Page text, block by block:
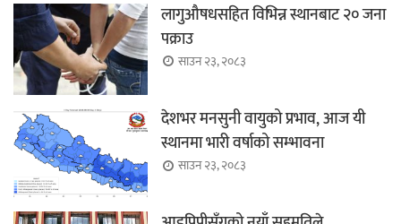
लागुऔषधसहित विभिन्न स्थानबाट २० जना
पक्राउ
साउन २३, २०८३
देशभर मनसुनी वायुको प्रभाव, आज यी
स्थानमा भारी वर्षाको सम्भावना
साउन २३, २०८३